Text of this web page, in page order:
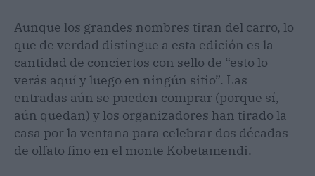
Aunque los grandes nombres tiran del carro, lo
que de verdad distingue a esta edición es la
cantidad de conciertos con sello de “esto lo
verás aquí y luego en ningún sitio”. Las
entradas aún se pueden comprar (porque sí,
aún quedan) y los organizadores han tirado la
casa por la ventana para celebrar dos décadas
de olfato fino en el monte Kobetamendi.